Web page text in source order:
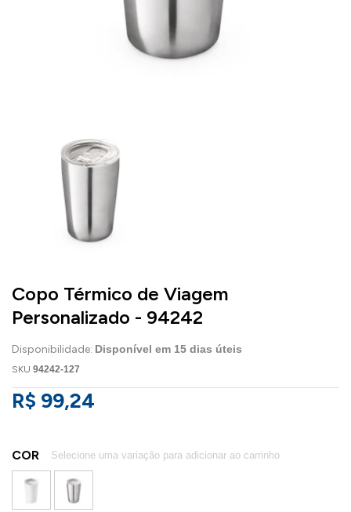
Copo Térmico de Viagem
Personalizado - 94242
Disponibilidade: Disponível em 15 dias úteis
SKU 94242-127
R$ 99,24
COR